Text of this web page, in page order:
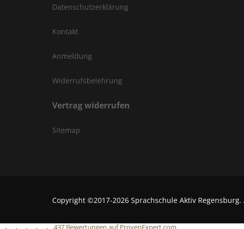
Datenschutzerklärung
Kontakt
Anmeldung
Widerrufsbelehrung
Vertrag widerrufen
Sitemap
Copyright ©2017-2026 Sprachschule Aktiv Regensburg.
437 Bewertungen auf ProvenExpert.com